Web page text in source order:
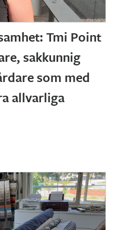
Tmi Point
sakkunnig
som med
allvarliga